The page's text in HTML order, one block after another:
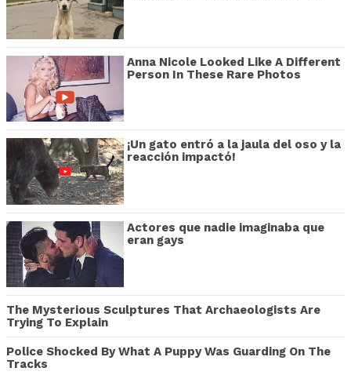
Anna Nicole Looked Like A Different
Person In These Rare Photos
¡Un gato entró a la jaula del oso y la
reacción impactó!
Actores que nadie imaginaba que
eran gays
The Mysterious Sculptures That Archaeologists Are
Trying To Explain
Police Shocked By What A Puppy Was Guarding On The
Tracks